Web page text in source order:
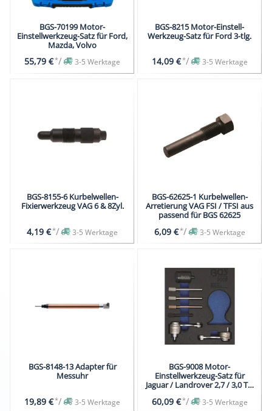
BGS-70199 Motor-
Einstellwerkzeug-Satz für Ford,
Mazda, Volvo
55,79 €*/ 3-5 Werktage
BGS-8215 Motor-Einstell-
Werkzeug-Satz für Ford 3-tlg.
14,09 €*/ 3-5 Werktage
BGS-8155-6 Kurbelwellen-
Fixierwerkzeug VAG 6 & 8Zyl.
4,19 €*/ 3-5 Werktage
BGS-62625-1 Kurbelwellen-
Arretierung VAG FSI / TFSI aus
passend für BGS 62625
6,09 €*/ 3-5 Werktage
BGS-8148-13 Adapter für
Messuhr
19,89 €*/ 3-5 Werktage
BGS-9008 Motor-
Einstellwerkzeug-Satz für
Jaguar / Landrover 2,7 / 3,0 TD
60,09 €*/ 3-5 Werktage